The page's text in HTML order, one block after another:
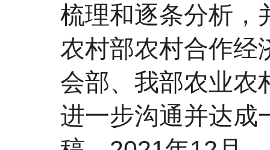
梳理和逐条分析，
农村部农村合作经
会部、我部农业农
进一步沟通并达成